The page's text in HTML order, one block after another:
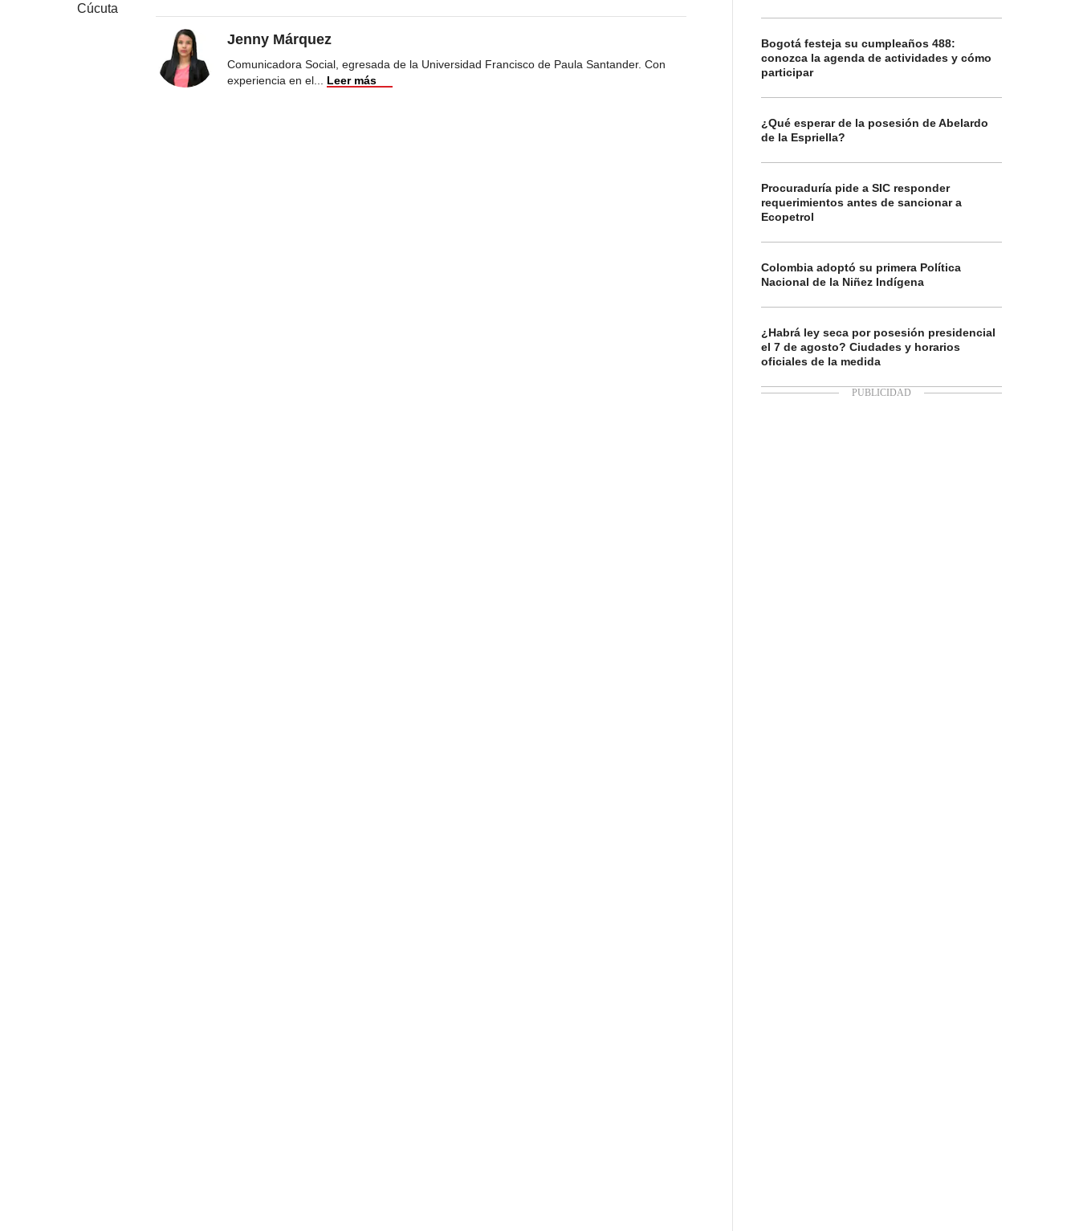
Cúcuta
Jenny Márquez
Comunicadora Social, egresada de la Universidad Francisco de Paula Santander. Con
experiencia en el
Leer más
Bogotá festeja su cumpleaños 488:
conozca la agenda de actividades y cómo
participar
¿Qué esperar de la posesión de Abelardo
de la Espriella?
Procuraduría pide a SIC responder
requerimientos antes de sancionar a
Ecopetrol
Colombia adoptó su primera Política
Nacional de la Niñez Indígena
¿Habrá ley seca por posesión presidencial
el 7 de agosto? Ciudades y horarios
oficiales de la medida